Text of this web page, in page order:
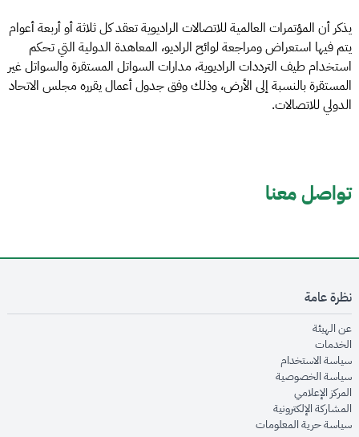
يذكر أن المؤتمرات العالمية للاتصالات الراديوية تعقد كل ثلاثة أو أربعة أعوام
يتم فيها استعراض ومراجعة لوائح الراديو، المعاهدة الدولية التي تحكم
استخدام طيف الترددات الراديوية، مدارات السواتل المستقرة والسواتل غير
المستقرة بالنسبة إلى الأرض، وذلك وفق جدول أعمال يقرره مجلس الاتحاد
الدولي للاتصالات.
تواصل معنا
نظرة عامة
عن الهيئةopens in new window
الخدماتopens in new window
سياسة الاستخدام
سياسة الخصوصيةopens in new window
المركز الإعلاميopens in new window
المشاركة الإلكترونيةopens in new window
سياسة حرية المعلوماتopens in new window